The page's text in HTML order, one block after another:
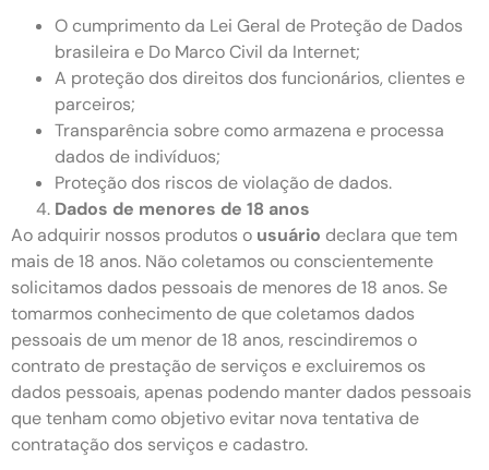
O cumprimento da Lei Geral de Proteção de Dados
brasileira e Do Marco Civil da Internet;
A proteção dos direitos dos funcionários, clientes e
parceiros;
Transparência sobre como armazena e processa
dados de indivíduos;
Proteção dos riscos de violação de dados.
Dados de menores de 18 anos
Ao adquirir nossos produtos o usuário declara que tem
mais de 18 anos. Não coletamos ou conscientemente
solicitamos dados pessoais de menores de 18 anos. Se
tomarmos conhecimento de que coletamos dados
pessoais de um menor de 18 anos, rescindiremos o
contrato de prestação de serviços e excluiremos os
dados pessoais, apenas podendo manter dados pessoais
que tenham como objetivo evitar nova tentativa de
contratação dos serviços e cadastro.